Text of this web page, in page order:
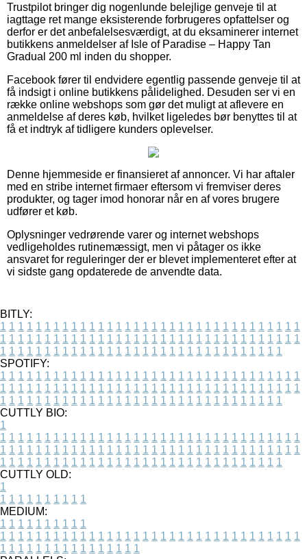
Trustpilot bringer dig nogenlunde belejlige genveje til at
iagttage ret mange eksisterende forbrugeres opfattelser og
derfor er det anbefalelsesværdigt, at du eksaminerer internet
butikkens anmeldelser af Isle of Paradise – Happy Tan
Gradual 200 ml inden du shopper.
Facebook fører til endvidere egentlig passende genveje til at
få indsigt i online butikkens pålidelighed. Desuden ser vi en
række online webshops som gør det muligt at aflevere en
anmeldelse af deres køb, hvilket ligeledes bør benyttes til at
få et indtryk af tidligere kunders oplevelser.
Denne hjemmeside er finansieret af annoncer. Vi har aftaler
med en stribe internet firmaer eftersom vi fremviser deres
produkter, og tager imod honorar når en af vores brugere
udfører et køb.
Oplysninger vedrørende varer og internet webshops
vedligeholdes rutinemæssigt, men vi påtager os ikke
ansvaret for reguleringer der er blevet implementeret efter at
vi sidste gang opdaterede de anvendte data.
BITLY:
1 1 1 1 1 1 1 1 1 1 1 1 1 1 1 1 1 1 1 1 1 1 1 1 1 1 1 1 1 1 1 1 1 1
1 1 1 1 1 1 1 1 1 1 1 1 1 1 1 1 1 1 1 1 1 1 1 1 1 1 1 1 1 1 1 1 1 1
1 1 1 1 1 1 1 1 1 1 1 1 1 1 1 1 1 1 1 1 1 1 1 1 1 1 1 1 1 1 1 1
SPOTIFY:
1 1 1 1 1 1 1 1 1 1 1 1 1 1 1 1 1 1 1 1 1 1 1 1 1 1 1 1 1 1 1 1 1 1
1 1 1 1 1 1 1 1 1 1 1 1 1 1 1 1 1 1 1 1 1 1 1 1 1 1 1 1 1 1 1 1 1 1
1 1 1 1 1 1 1 1 1 1 1 1 1 1 1 1 1 1 1 1 1 1 1 1 1 1 1 1 1 1 1 1
CUTTLY BIO:
1
1 1 1 1 1 1 1 1 1 1 1 1 1 1 1 1 1 1 1 1 1 1 1 1 1 1 1 1 1 1 1 1 1 1
1 1 1 1 1 1 1 1 1 1 1 1 1 1 1 1 1 1 1 1 1 1 1 1 1 1 1 1 1 1 1 1 1 1
1 1 1 1 1 1 1 1 1 1 1 1 1 1 1 1 1 1 1 1 1 1 1 1 1 1 1 1 1 1 1 1
CUTTLY OLD:
1
1 1 1 1 1 1 1 1 1 1
MEDIUM:
1 1 1 1 1 1 1 1 1 1
1 1 1 1 1 1 1 1 1 1 1 1 1 1 1 1 1 1 1 1 1 1 1 1 1 1 1 1 1 1 1 1 1 1
1 1 1 1 1 1 1 1 1 1 1 1 1 1 1 1